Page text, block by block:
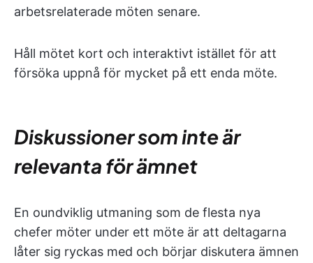
arbetsrelaterade möten senare.
Håll mötet kort och interaktivt istället för att
försöka uppnå för mycket på ett enda möte.
Diskussioner som inte är
relevanta för ämnet
En oundviklig utmaning som de flesta nya
chefer möter under ett möte är att deltagarna
låter sig ryckas med och börjar diskutera ämnen